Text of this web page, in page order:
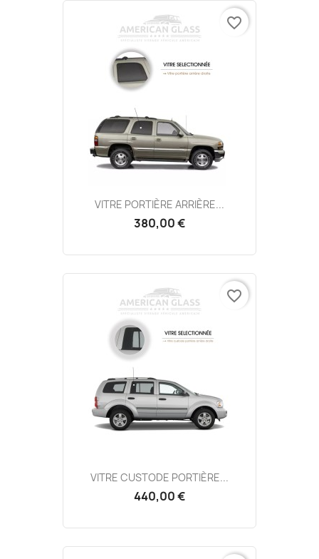
VITRE PORTIÈRE ARRIÈRE...
380,00 €
favorite_border
VITRE CUSTODE PORTIÈRE...
440,00 €
favorite_border